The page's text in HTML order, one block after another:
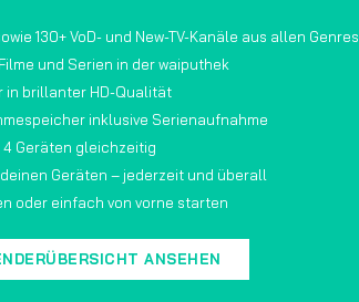
130+ VoD- und New-TV-Kanäle aus allen Genres
und Serien in der waiputhek
in brillanter HD-Qualität
inklusive Serienaufnahme
Geräten gleichzeitig
Geräten – jederzeit und überall
oder einfach von vorne starten
ANSEHEN